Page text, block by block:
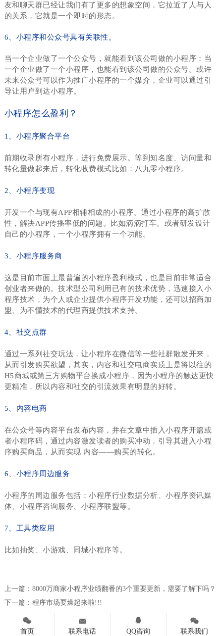
友和聊天群已经让我们有了更多的想象空间，它拉近了人与人
的关系，它就是一个即时的形态。
6、小程序和公众号具有关联性。
当一个企业做了一个公众号，就能看到该公司做的小程序；当
一个企业做了一个小程序，也能看到该公司做的公众号。或许
未来公众号可以作为推广小程序的一个媒介，企业可以通过引
导让用户到达小程序。
小程序怎么盈利？
1、小程序聚合平台
前期收录所有小程序，进行免费展示。等到知名度、访问量和
转化量做起来后，转化收费模式比如：八九零小程序。
2、小程序变现
开发一个与现有APP相辅相成的小程序。通过小程序的高扩散
性，解决APP传播率低的问题。比如滴滴打车。或者研发设计
自己的小程序，一个小程序拥有一个功能。
3、小程序服务商
这是目前市面上最普遍的小程序盈利模式，也是目前非常适合
创业者来做的。技术型公司利用已有的技术优势，迅速接入小
程序技术，为个人或企业提供小程序开发功能，还可以招商加
盟、为不懂技术的代理商提供技术支持。
4、社交点群
通过一系列社交玩法，让小程序在微信等一些社群散发开来，
从而引发购买欲望，其实，内容和社交电商实质上是将以往的
H5商城或第三方购物平台换成小程序，因为小程序的触达更快
更精准，所以内容和社交的引流效果有明显的好转。
5、内容电商
在公众号等内容平台发布内容，并在文章中插入小程序开篇或
者小程序码，通过内容激发读者的购买冲动，引导其进入小程
序购买商品，从而实现 内容——购买的转化。
6、小程序周边服务
小程序的周边服务包括：小程序行业数据分析、小程序资讯媒
体、小程序咨询服务、小程序联盟等。
7、工具类应用
比如抽奖、小游戏、同城小程序等。
上一篇： 8000万商家小程序业绩翻番的3个重要更新，需要了解下吗？
下一篇： 程序市场要燥起来啦!!!

首页

联系电话

QQ咨询

联系我们